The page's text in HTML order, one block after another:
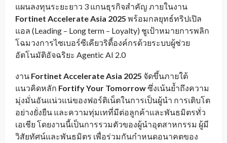
แผนลงทุนระยะยาว 3 แกนธุรกิจสำคัญ ภายในงาน
Fortinet Accelerate Asia 2025 พร้อมกลยุทธ์ทริปเปิล
แอล (Leading – Long term – Loyalty) ชูเป้าหมายการพลิก
โฉมวงการไซเบอร์ซีเคียวริตี้องค์กรด้วยระบบผู้ช่วย
อัตโนมัติอัจฉริยะ Agentic AI 2.0
งาน Fortinet Accelerate Asia 2025 จัดขึ้นภายใต้
แนวคิดหลัก Fortify Your Tomorrowซึ่งเน้นย้ำถึงความ
มุ่งมั่นอันแน่วแน่ของฟอร์ติเน็ตในการเป็นผู้นำ การเติบโต
อย่างยั่งยืน และความทุ่มเทที่มีต่อลูกค้าและพันธมิตรทั่ว
เอเชีย โดยงานนี้เป็นการรวมตัวของผู้นำอุตสาหกรรม ผู้มี
วิสัยทัศน์และพันธมิตร เพื่อร่วมกันกำหนดอนาคตของ